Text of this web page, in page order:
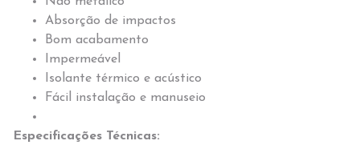
Absorção de impactos
Bom acabamento
Impermeável
Isolante térmico e acústico
Fácil instalação e manuseio
Especificações Técnicas: